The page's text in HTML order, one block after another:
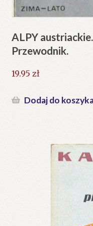
ALPY
Przewodnik.
19.95 zł
Dodaj do